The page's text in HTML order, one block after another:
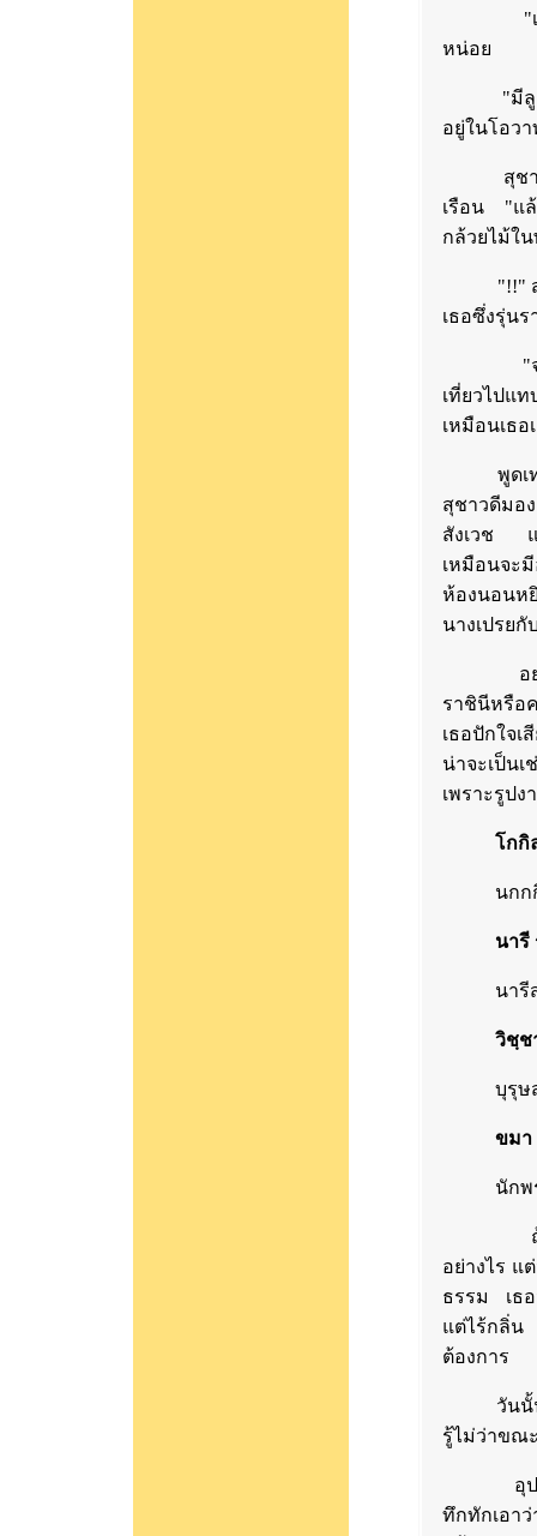
"เรื่องอ
หน่อย
"มีลูกสา
อยู่ในโอว
สุชาวดีก้
เรือน "แ
กล้วยไม้ใ
"!!" สุชา
เธอซึ่งรุ่น
"จริงๆ
เที่ยวไปแ
เหมือนเธอ
พูดเท่านั้
สุชาวดีมอ
สังเวช แ
เหมือนจะ
ห้องนอนห
นางเปรยกั
อย่างนี้เ
ราชินีหรือ
เธอปักใจ
น่าจะเป็น
เพราะรูปง
โกกิ
นกกกิล
นารี
นารีส
วิชฺช
บุรุษสำ
ขมา
นักพรต
ถ้าสาม
อย่างไร แ
ธรรม เธ
แต่ไร้กลิ่น
ต้องการ
วันนั้นสุช
รู้ไม่ว่าขณ
อุปกะก็เ
ทึกทักเอา